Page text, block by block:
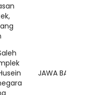
JAWA BARAT